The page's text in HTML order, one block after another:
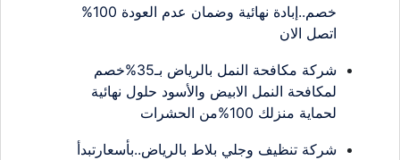
خصم..إبادة نهائية وضمان عدم العودة 100%
اتصل الان
شركة مكافحة النمل بالرياض بـ35%خصم
لمكافحة النمل الابيض والأسود حلول نهائية
لحماية منزلك 100%من الحشرات
شركة تنظيف وجلي بلاط بالرياض..بأسعارتبدأ